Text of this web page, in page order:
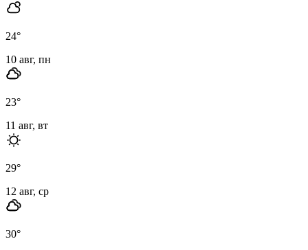
24°
10 авг, пн
23°
11 авг, вт
29°
12 авг, ср
30°